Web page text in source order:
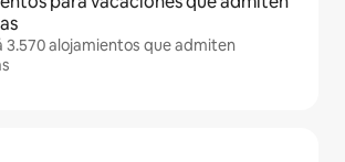
3.570 alojamientos que admiten